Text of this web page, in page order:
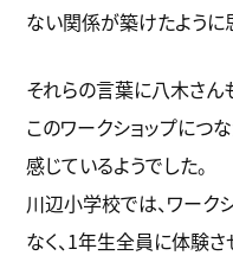
ない関係が築けたように
それらの言葉に八木さん
このワークショップにつ
感じているようでした。
川辺小学校では、ワーク
なく、1年生全員に体験さ